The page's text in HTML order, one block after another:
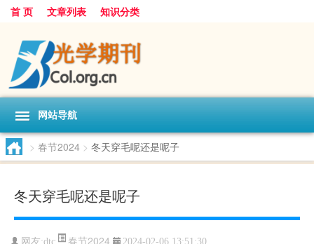
首 页 文章列表 知识分类
网站导航
> 春节2024 > 冬天穿毛呢还是呢子
冬天穿毛呢还是呢子
网友:dtc 春节2024 2024-02-06 13:51:30